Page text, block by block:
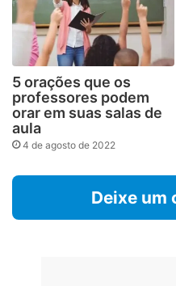
5 orações que os
professores podem
orar em suas salas de
aula
4 de agosto de 2022
Deixe um